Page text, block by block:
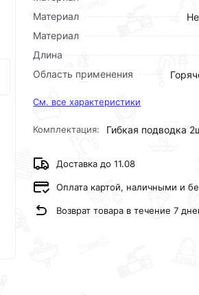
Материал
Материал
Длина
Область применения
См. все характеристики
Комплектация: Гибкая подводка
Доставка до 11.08
Оплата картой, наличными и
Возврат товара в течение 7